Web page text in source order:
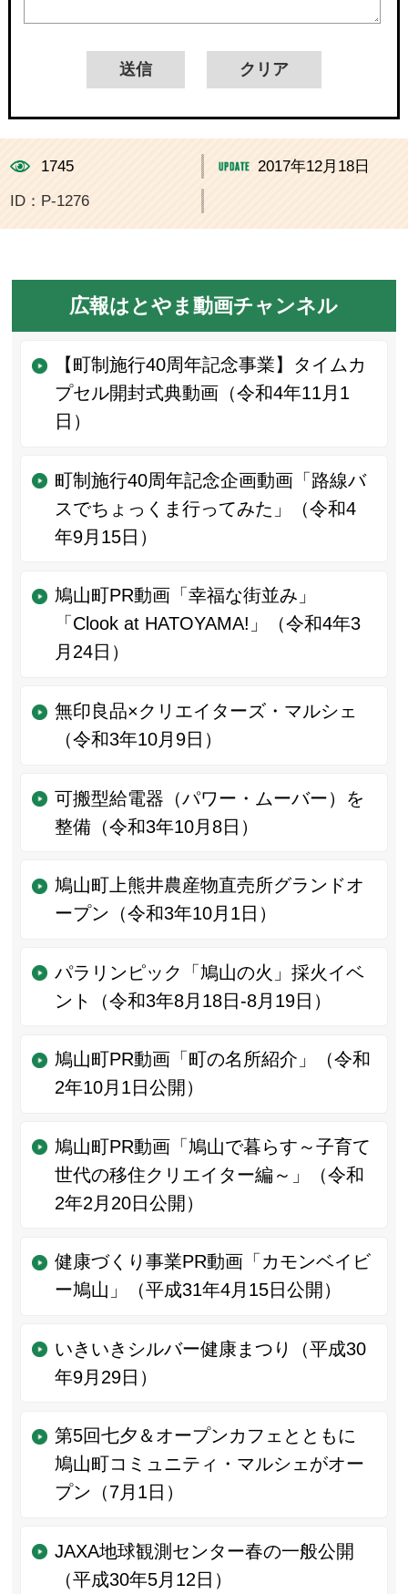
1745 2017年12月18日
ID：P-1276
広報はとやま動画チャンネル
【町制施行40周年記念事業】タイムカ
プセル開封式典動画（令和4年11月1
日）
町制施行40周年記念企画動画「路線バ
スでちょっくま行ってみた」（令和4
年9月15日）
鳩山町PR動画「幸福な街並み」
「Clook at HATOYAMA!」（令和4年3
月24日）
無印良品×クリエイターズ・マルシェ
（令和3年10月9日）
可搬型給電器（パワー・ムーバー）を
整備（令和3年10月8日）
鳩山町上熊井農産物直売所グランドオ
ープン（令和3年10月1日）
パラリンピック「鳩山の火」採火イベ
ント（令和3年8月18日-8月19日）
鳩山町PR動画「町の名所紹介」（令和
2年10月1日公開）
鳩山町PR動画「鳩山で暮らす～子育て
世代の移住クリエイター編～」（令和
2年2月20日公開）
健康づくり事業PR動画「カモンベイビ
ー鳩山」（平成31年4月15日公開）
いきいきシルバー健康まつり（平成30
年9月29日）
第5回七夕＆オープンカフェとともに
鳩山町コミュニティ・マルシェがオー
プン（7月1日）
JAXA地球観測センター春の一般公開
（平成30年5月12日）